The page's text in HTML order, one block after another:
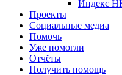
Индекс
Проекты
Социальные медиа
Помочь
Уже помогли
Отчёты
Получить помощь